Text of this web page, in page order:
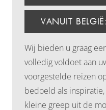
VANUIT
Wij bieden u graag
volledig voldoet aan
voorgestelde reizen
bedoeld als
kleine greep uit de